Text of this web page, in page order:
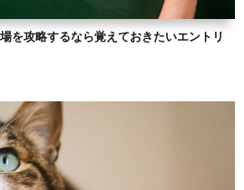
を攻略するなら覚えておきたいエントリ